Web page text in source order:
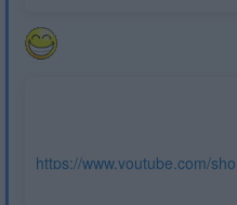
https://www.youtube.com/